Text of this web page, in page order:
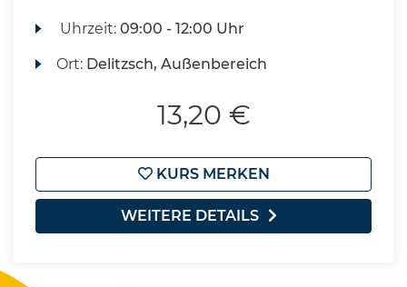
Uhrzeit:09:00 - 12:00 Uhr
Ort: Delitzsch, Außenbereich
13,20 €
KURS MERKEN
WEITERE DETAILS